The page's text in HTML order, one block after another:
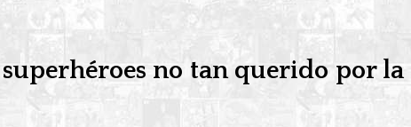
no tan querido por la